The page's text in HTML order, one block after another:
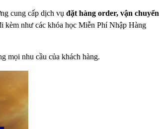
cung cấp dịch vụ đặt hàng order, vận chuyển
kèm như các khóa học Miễn Phí Nhập Hàng
mọi nhu cầu của khách hàng.